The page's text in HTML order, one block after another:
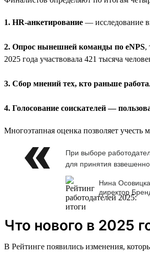
1. HR-анкетирование — исследование
2. Опрос нынешней команды по eNPS,
2025 года участвовала 421 тысяча
3. Сбор мнений тех, кто раньше
4. Голосование соискателей —
Многоэтапная оценка позволяет
При выборе
для принятия
Нина
директор
Что нового в 2025
В Рейтинге появились изменения,